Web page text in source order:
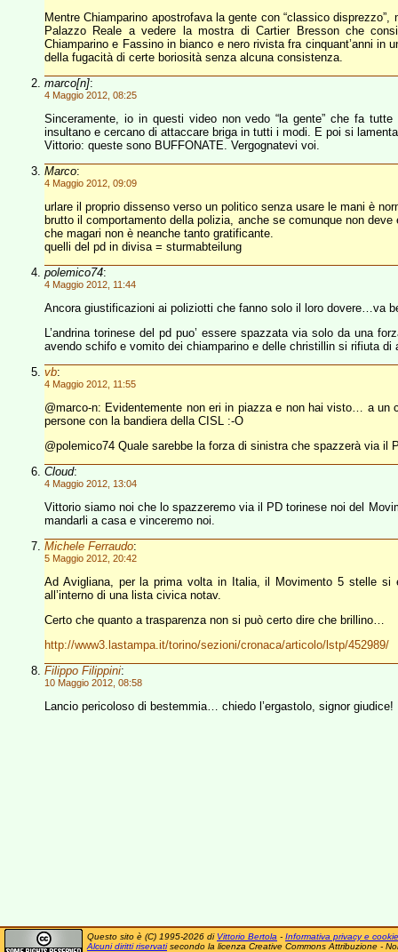
Mentre Chiamparino apostrofava la gente con “classico
Palazzo Reale a vedere la mostra di Cartier Bresson che
Chiamparino e Fassino in bianco e nero rivista fra cinquant’anni in
della fugacità di certe boriosità senza alcuna consistenza.
marco[n]:
4 Maggio 2012, 08:25
Sinceramente, io in questi video non vedo “la gente” che fa
insultano e cercano di attaccare briga in tutti i modi. E poi si
Vittorio: queste sono BUFFONATE. Vergognatevi voi.
Marco:
4 Maggio 2012, 09:09
urlare il proprio dissenso verso un politico senza usare le mani è
brutto il comportamento della polizia, anche se comunque non
che magari non è neanche tanto gratificante.
quelli del pd in divisa = sturmabteilung
polemico74:
4 Maggio 2012, 11:44
Ancora giustificazioni ai poliziotti che fanno solo il loro dovere…va
L’andrina torinese del pd puo’ essere spazzata via solo da una
avendo schifo e vomito dei chiamparino e delle christillin si rifiuta
vb:
4 Maggio 2012, 11:55
@marco-n: Evidentemente non eri in piazza e non hai visto… a
persone con la bandiera della CISL :-O
@polemico74 Quale sarebbe la forza di sinistra che spazzerà via il
Cloud:
4 Maggio 2012, 13:04
Vittorio siamo noi che lo spazzeremo via il PD torinese noi del
mandarli a casa e vinceremo noi.
Michele Ferraudo:
5 Maggio 2012, 20:42
Ad Avigliana, per la prima volta in Italia, il Movimento 5 stelle si
all’interno di una lista civica notav.
Certo che quanto a trasparenza non si può certo dire che brillino…
http://www3.lastampa.it/torino/sezioni/cronaca/articolo/lstp/452989/
Filippo Filippini:
10 Maggio 2012, 08:58
Lancio pericoloso di bestemmia… chiedo l’ergastolo, signor giudice!
Questo sito è (C) 1995-2026 di Vittorio Bertola - Informativa privacy e cookie
Alcuni diritti riservatisecondo la licenza Creative Commons Attribuzione -